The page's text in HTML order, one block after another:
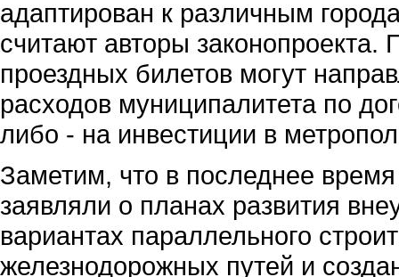
адаптирован к различным
считают авторы
проездных билетов могут
расходов муниципалитета по
либо - на инвестиции в
Заметим, что в последнее
заявляли о планах развития
вариантах параллельного
железнодорожных путей и